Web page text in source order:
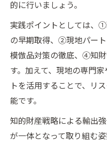
的に行いましょう。
実践ポイントとしては、
の早期取得、②現地パー
模倣品対策の徹底、④知
す。加えて、現地の専門
トを活用することで、リ
能です。
知的財産戦略による輸出
が一体となって取り組む